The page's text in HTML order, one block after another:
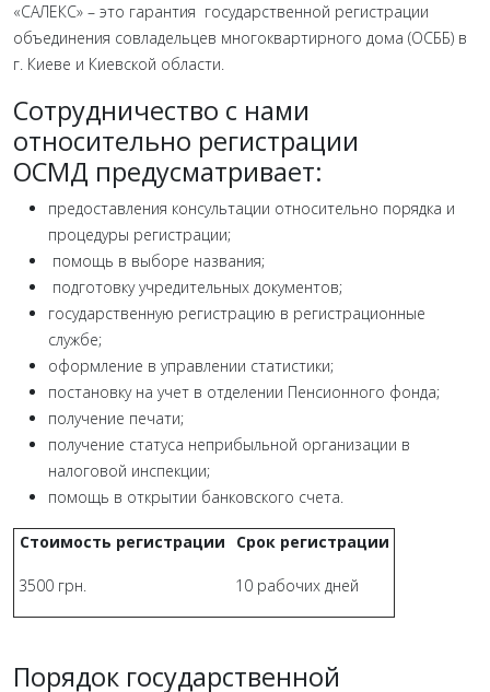
«САЛЕКС» – это гарантия государственной регистрации
объединения совладельцев многоквартирного дома (ОСББ) в
г. Киеве и Киевской области.
Сотрудничество с нами
относительно регистрации
ОСМД предусматривает:
предоставления консультации относительно порядка и
процедуры регистрации;
помощь в выборе названия;
подготовку учредительных документов;
государственную регистрацию в регистрационные
службе;
оформление в управлении статистики;
постановку на учет в отделении Пенсионного фонда;
получение печати;
получение статуса неприбыльной организации в
налоговой инспекции;
помощь в открытии банковского счета.
Стоимость регистрации Срок регистрации
3500 грн. 10 рабочих дней
Порядок государственной